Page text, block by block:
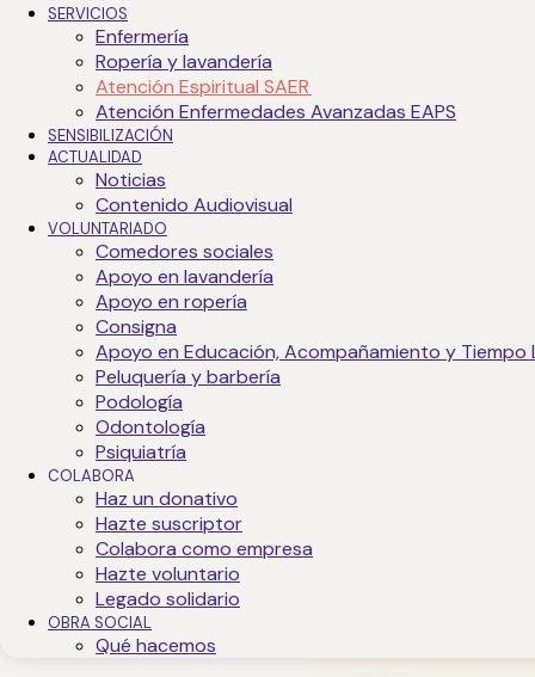
SERVICIOS
Enfermería
Ropería y lavandería
Atención Espiritual SAER
Atención Enfermedades Avanzadas EAPS
SENSIBILIZACIÓN
ACTUALIDAD
Noticias
Contenido Audiovisual
VOLUNTARIADO
Comedores sociales
Apoyo en lavandería
Apoyo en ropería
Consigna
Apoyo en Educación, Acompañamiento y Tiempo
Peluquería y barbería
Podología
Odontología
Psiquiatría
COLABORA
Haz un donativo
Hazte suscriptor
Colabora como empresa
Hazte voluntario
Legado solidario
OBRA SOCIAL
Qué hacemos
Otros servicios
Enfermería
Ropería y lavandería
Atención enfermedades avanzadas (EAPS)
Acogida | Transparencia | Calidad | Solidaridad | Respeto